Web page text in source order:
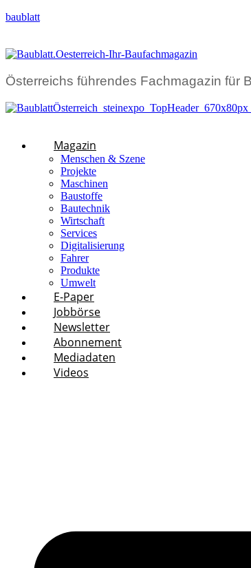
baublatt
Österreichs führendes Fachmagazin für
Magazin
Menschen & Szene
Projekte
Maschinen
Baustoffe
Bautechnik
Wirtschaft
Services
Digitalisierung
Fahrer
Produkte
Umwelt
E-Paper
Jobbörse
Newsletter
Abonnement
Mediadaten
Videos